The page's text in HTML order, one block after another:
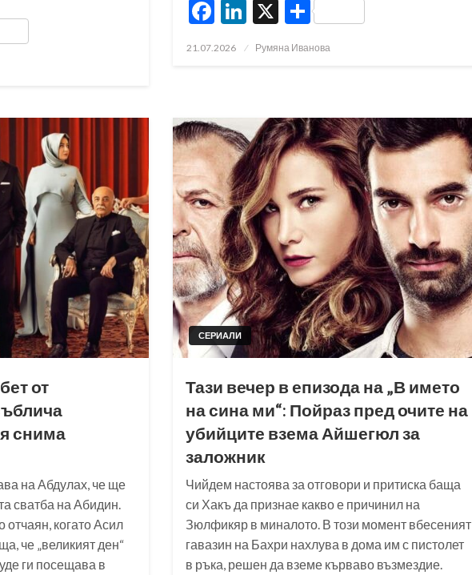
Facebook
LinkedIn
X Share
Posted
21.07.2026 Румяна Иванова
от
снима
на Абдулах, че ще
сватба на Абидин.
когато Асил
че „великият ден“
ги посещава в
СЕРИАЛИ
Тази вечер в епизода на „В името
на сина ми“: Пойраз пред очите на
убийците взема Айшегюл за
заложник
Чийдем настоява за отговори и притиска баща
си Хакъ да признае какво е причинил на
Зюлфикяр в миналото. В този момент вбесеният
гавазин на Бахри нахлува в дома им с пистолет
в ръка, решен да вземе кърваво възмездие.